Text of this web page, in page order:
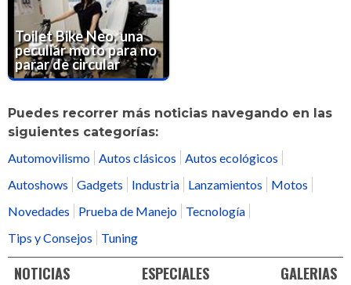
Toilet Bike Neo, una
peculiar moto para no
parar de circular
Puedes recorrer más noticias navegando en las
siguientes categorías:
Automovilismo Autos clásicos
Autos ecológicos
Autoshows
Gadgets Industria Lanzamientos
Motos
Novedades
Prueba de Manejo
Tecnología
Tips y Consejos
Tuning
NOTICIAS ESPECIALES GALERIAS